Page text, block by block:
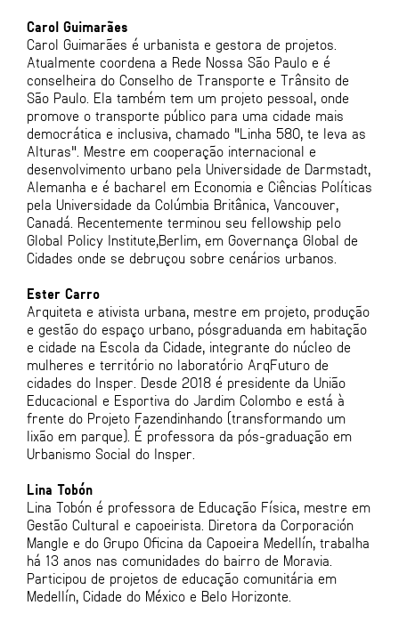
Carol Guimarães
Carol Guimarães é urbanista e gestora de projetos.
Atualmente coordena a Rede Nossa São Paulo e é
conselheira do Conselho de Transporte e Trânsito de
São Paulo. Ela também tem um projeto pessoal, onde
promove o transporte público para uma cidade mais
democrática e inclusiva, chamado "Linha 580, te leva as
Alturas". Mestre em cooperação internacional e
desenvolvimento urbano pela Universidade de Darmstadt,
Alemanha e é bacharel em Economia e Ciências Políticas
pela Universidade da Colúmbia Britânica, Vancouver,
Canadá. Recentemente terminou seu fellowship pelo
Global Policy Institute,Berlim, em Governança Global de
Cidades onde se debruçou sobre cenários urbanos.
Ester Carro
Arquiteta e ativista urbana, mestre em projeto, produção
e gestão do espaço urbano, pósgraduanda em habitação
e cidade na Escola da Cidade, integrante do núcleo de
mulheres e território no laboratório ArqFuturo de
cidades do Insper. Desde 2018 é presidente da União
Educacional e Esportiva do Jardim Colombo e está à
frente do Projeto Fazendinhando (transformando um
lixão em parque). É professora da pós-graduação em
Urbanismo Social do Insper.
Lina Tobón
Lina Tobón é professora de Educação Física, mestre em
Gestão Cultural e capoeirista. Diretora da Corporación
Mangle e do Grupo Oficina da Capoeira Medellín, trabalha
há 13 anos nas comunidades do bairro de Moravia.
Participou de projetos de educação comunitária em
Medellín, Cidade do México e Belo Horizonte.